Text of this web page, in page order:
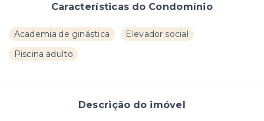
Características do Condomínio
Academia de ginástica
Elevador social
Piscina adulto
Descrição do imóvel